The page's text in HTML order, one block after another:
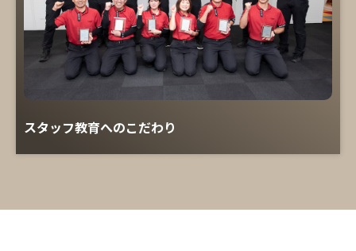
スタッフ教育へのこだわり